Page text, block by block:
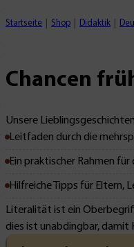
Mit Leseprobe!
Startseite Shop Didaktik
Chancen
Unsere
Leitfaden durch die
Ein praktischer Rahmen
Hilfreiche Tipps für Eltern,
Literalität ist ein
dies ist unabdingbar, damit